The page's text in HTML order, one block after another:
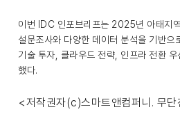
이번 IDC 인포브리프는 2025년 아태지
설문조사와 다양한 데이터 분석을 기반
기술 투자, 클라우드 전략, 인프라 전환
했다.
<저작권자(c)스마트앤컴퍼니. 무